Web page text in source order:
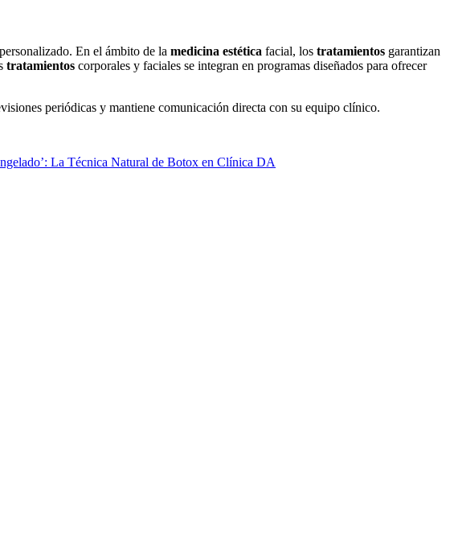
En el ámbito de la medicina estética facial, los tratamientos garantizan
tratamientos corporales y faciales se integran en programas diseñados para ofrecer
periódicas y mantiene comunicación directa con su equipo clínico.
La Técnica Natural de Botox en Clínica DA